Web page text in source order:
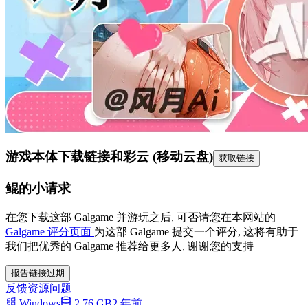
游戏本体下载链接和彩云 (移动云盘) 获取链接
鲲的小请求
在您下载这部 Galgame 并游玩之后, 可否请您在本网站的
Galgame 评分页面 为这部 Galgame 提交一个评分, 这将有助于
我们把优秀的 Galgame 推荐给更多人, 谢谢您的支持
报告链接过期
反馈资源问题